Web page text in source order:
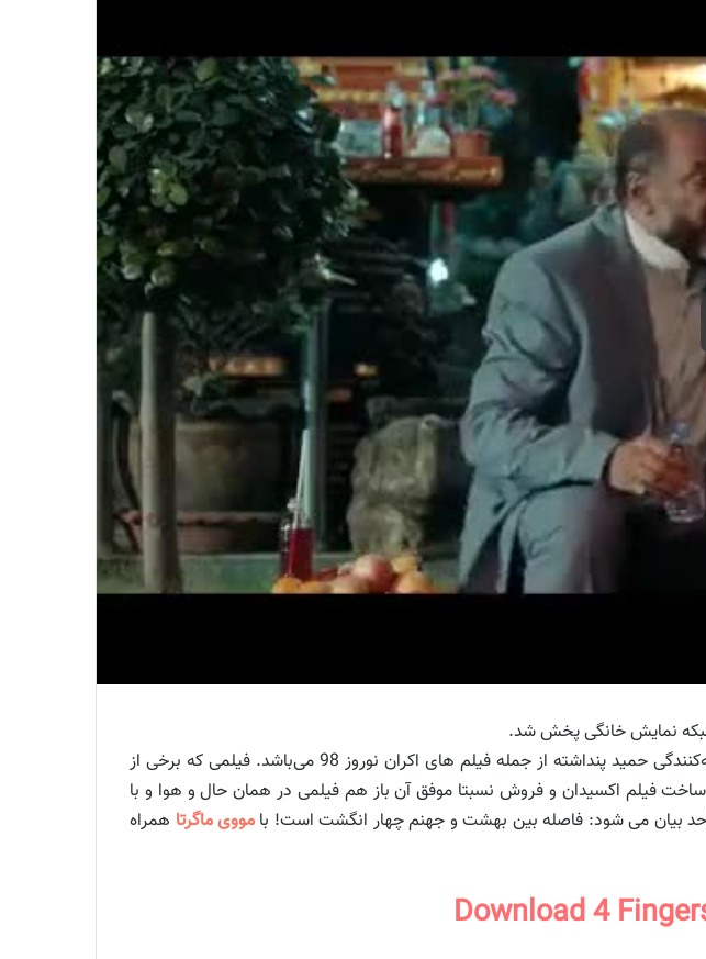
شبکه نمایش خانگی پخش شد.
فیلم کمدی چهار انگشت (Four Fingers) فیلمی به کارگردانی و نویسندگی حامد محمدی و تهیه‌کنندگی حمید پنداشته از جمله فیلم های اکران نوروز 98 می‌باشد. فیلمی که برخی از
فیلم اکسیدان و فروش نسبتا موفق آن باز هم فیلمی در همان حال و هوا و با
احد بیان می شود: فاصله بین بهشت و جهنم چهار انگشت است! با مووی ماگرتا همراه